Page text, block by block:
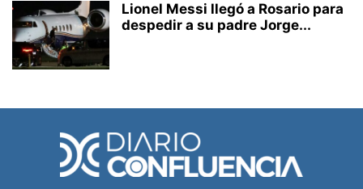
Lionel Messi llegó a Rosario para
despedir a su padre Jorge...